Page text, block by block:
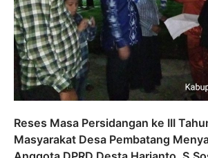
Reses Masa Persidangan ke III
Masyarakat Desa Pembatang